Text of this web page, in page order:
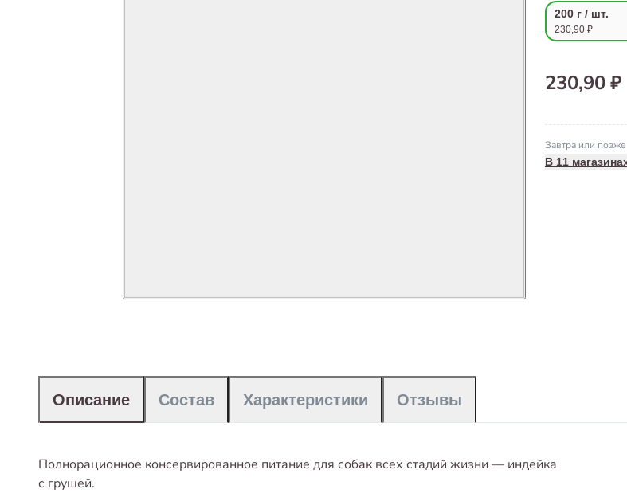
200 г / шт.
230,90 ₽
230,90 ₽
Завтра или позже
В 11
Описание Состав Характеристики Отзывы
Полнорационное консервированное питание для собак всех стадий жизни — индейка
с грушей.